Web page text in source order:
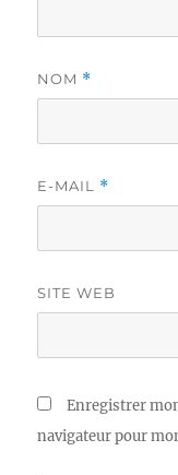
NOM *
E-MAIL *
SITE WEB
Enregistrer
navigateur pour